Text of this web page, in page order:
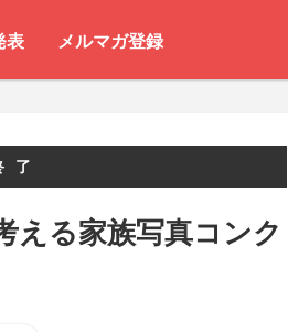
表 メルマガ登録
了
える家族写真コンク